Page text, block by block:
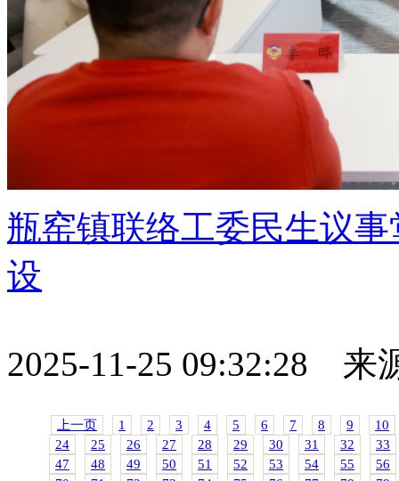
瓶窑镇联络工委民生议
设
2025-11-25 09:32:28 来
上一页 1 2 3 4 5 6 7 8 9
10
24
25 26 27 28 29 30 31 32
33
47
48 49 50 51 52 53 54 55
56